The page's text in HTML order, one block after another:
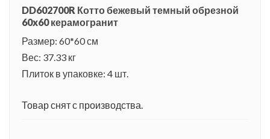
DD602700R Котто бежевый темный обрезной
60x60 керамогранит
Размер: 60*60 см
Вес: 37.33 кг
Плиток в упаковке: 4 шт.
Товар снят с производства.